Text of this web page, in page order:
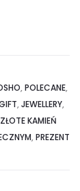
, POLECANE,
, JEWELLERY,
KAMIEŃ
, PREZENT